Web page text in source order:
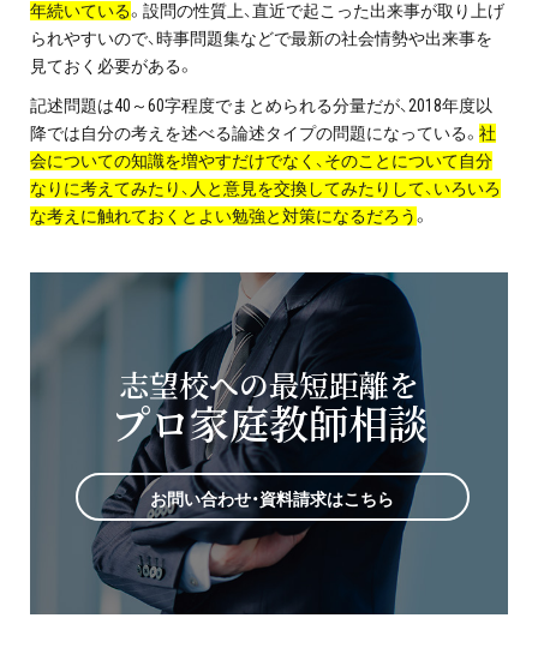
年続いている。設問の性質上、直近で起こった出来事が取り上げ
られやすいので、時事問題集などで最新の社会情勢や出来事を
見ておく必要がある。
記述問題は40～60字程度でまとめられる分量だが、2018年度以
降では自分の考えを述べる論述タイプの問題になっている。 社
会についての知識を増やすだけでなく、そのことについて自分
なりに考えてみたり、人と意見を交換してみたりして、いろいろ
な考えに触れておくとよい勉強と対策になるだろう。
志望校への最短距離を
プロ家庭教師相談
お問い合わせ・資料請求はこちら